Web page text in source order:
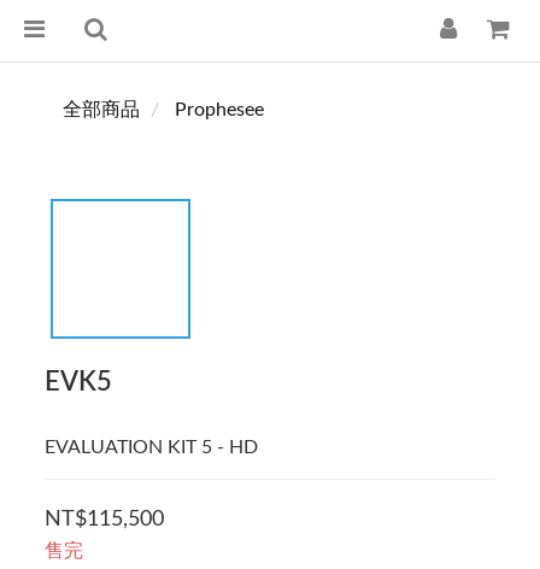
全部商品 Prophesee
EVK5
EVALUATION KIT 5 - HD
NT$115,500
售完